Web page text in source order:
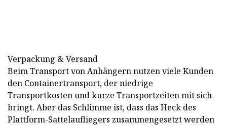
Verpackung & Versand
Beim Transport von Anhängern nutzen viele Kunden
den Containertransport, der niedrige
Transportkosten und kurze Transportzeiten mit sich
bringt. Aber das Schlimme ist, dass das Heck des
Plattform-Sattelaufliegers zusammengesetzt werden